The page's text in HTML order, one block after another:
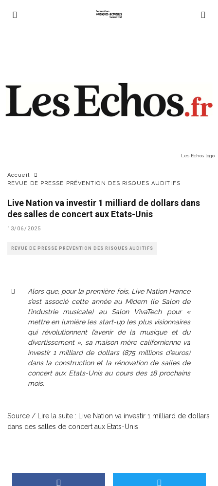
Les Echos logo
Accueil
REVUE DE PRESSE PRÉVENTION DES RISQUES AUDITIFS
Live Nation va investir 1 milliard de dollars dans
des salles de concert aux Etats-Unis
13/06/2025
REVUE DE PRESSE PRÉVENTION DES RISQUES AUDITIFS
Alors que, pour la première fois, Live Nation France
s’est associé cette année au Midem (le Salon de
l’industrie musicale) au Salon VivaTech pour «
mettre en lumière les start-up les plus visionnaires
qui révolutionnent l’avenir de la musique et du
divertissement », sa maison mère californienne va
investir 1 milliard de dollars (875 millions d’euros)
dans la construction et la rénovation de salles de
concert aux Etats-Unis au cours des 18 prochains
mois.
Source / Lire la suite :
Live Nation va investir 1 milliard de dollars
dans des salles de concert aux Etats-Unis